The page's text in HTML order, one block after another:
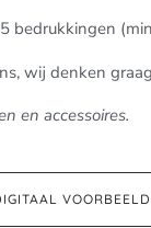
bedrukkingen
wij denken
en accessoires.